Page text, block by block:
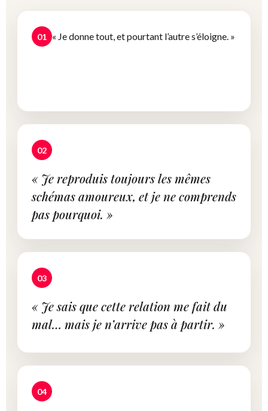
01 « Je donne tout, et pourtant l’autre s’éloigne. »
02
« Je reproduis toujours les mêmes
schémas amoureux, et je ne comprends
pas pourquoi. »
03
« Je sais que cette relation me fait du
mal… mais je n’arrive pas à partir. »
04